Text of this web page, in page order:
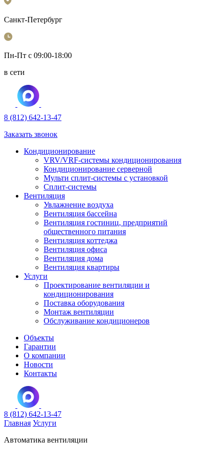
Санкт-Петербург
Пн-Пт с 09:00-18:00
в сети
8 (812) 642-13-47
Заказать звонок
Кондиционирование
VRV/VRF-системы кондиционирования
Кондиционирование серверной
Мульти сплит-системы с установкой
Сплит-системы
Вентиляция
Увлажнение воздуха
Вентиляция бассейна
Вентиляция гостиниц, предприятий
общественного питания
Вентиляция коттеджа
Вентиляция офиса
Вентиляция дома
Вентиляция квартиры
Услуги
Проектирование вентиляции и
кондиционирования
Поставка оборудования
Монтаж вентиляции
Обслуживание кондиционеров
Объекты
Гарантии
О компании
Новости
Контакты
8 (812) 642-13-47
Главная Услуги
Автоматика вентиляции